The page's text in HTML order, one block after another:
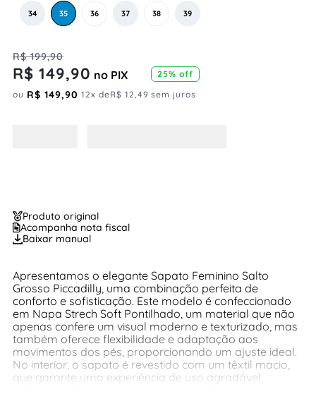
34 35 36 37 38 39
R$ 199,90
R$ 149,90 no PIX 25% off
ou R$ 149,90 12x deR$ 12,49 sem juros
Produto original
Acompanha nota fiscal
Baixar manual
Apresentamos o elegante Sapato Feminino Salto
Grosso Piccadilly, uma combinação perfeita de
conforto e sofisticação. Este modelo é confeccionado
em Napa Strech Soft Pontilhado, um material que não
apenas confere um visual moderno e texturizado, mas
também oferece flexibilidade e adaptação aos
movimentos dos pés, proporcionando um ajuste ideal.
No interior, o sapato é revestido com um têxtil macio,
que garante uma experiência de uso agradável,